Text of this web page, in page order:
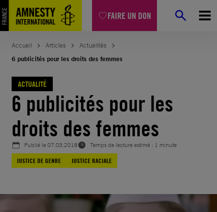
FAIRE UN DON
Aller
au
contenu
Accueil Articles
Actualités
6 publicités pour les droits des femmes
ACTUALITÉ
6 publicités pour les
droits des femmes
Publié le07.03.2018
Temps de lecture estimé : 1 minute
JUSTICE DE GENRE
JUSTICE RACIALE